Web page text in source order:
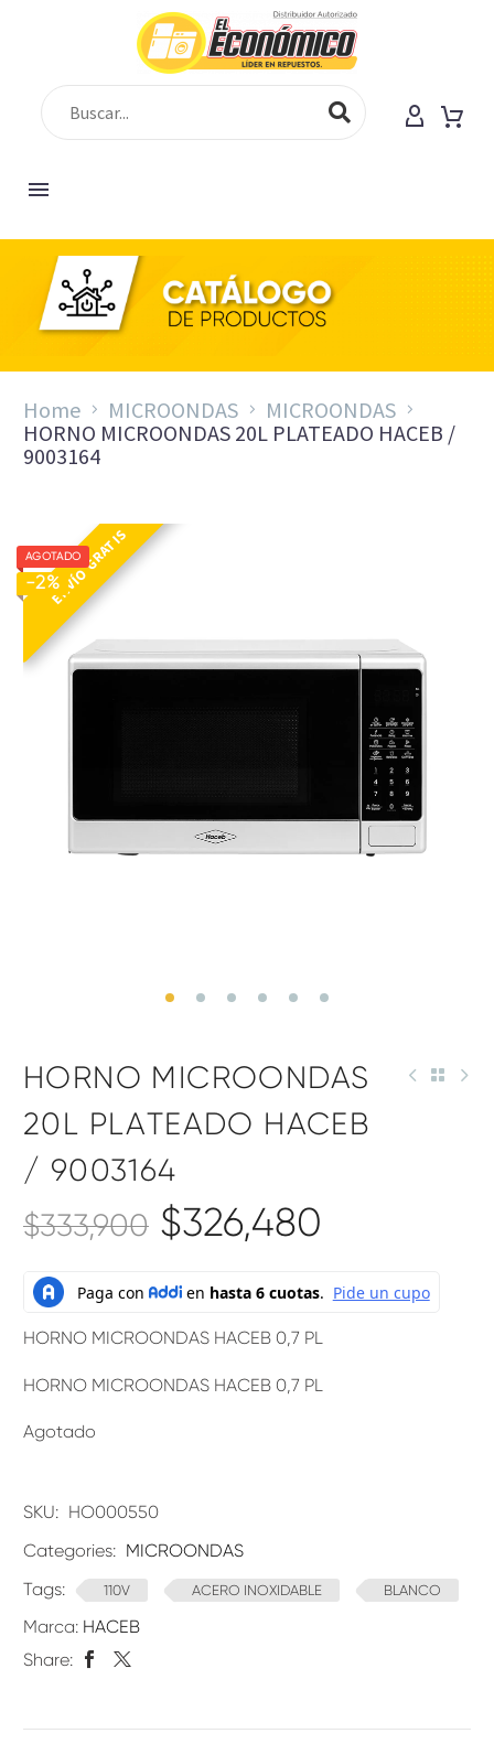
Home MICROONDAS
MICROONDAS
HORNO MICROONDAS 20L PLATEADO HACEB /
9003164
ENVÍO GRATIS
AGOTADO
-2%
HORNO MICROONDAS
20L PLATEADO HACEB
/ 9003164
$333,900 $326,480
HORNO MICROONDAS HACEB 0,7 PL
HORNO MICROONDAS HACEB 0,7 PL
Agotado
SKU: HO000550
Categories: MICROONDAS
Tags:
110V ACERO INOXIDABLE BLANCO
Marca: HACEB
Share: